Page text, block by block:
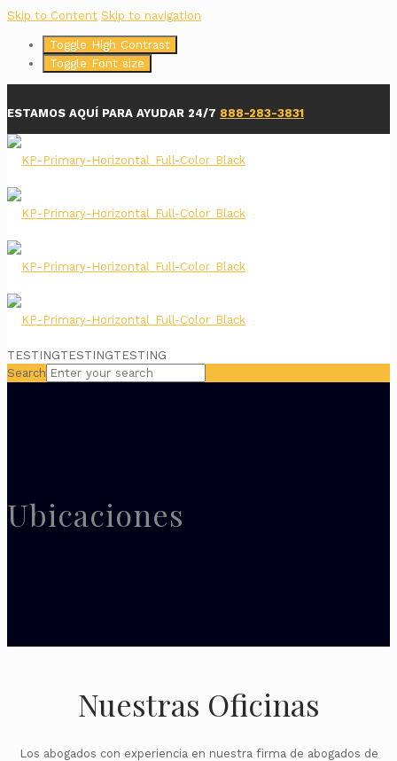
Skip to Content Skip to navigation
Toggle High Contrast
Toggle Font size
ESTAMOS AQUÍ PARA AYUDAR 24/7 888-283-3831
TESTINGTESTINGTESTING
Search
Ubicaciones
Nuestras Oficinas
Los abogados con experiencia en nuestra firma de abogados de